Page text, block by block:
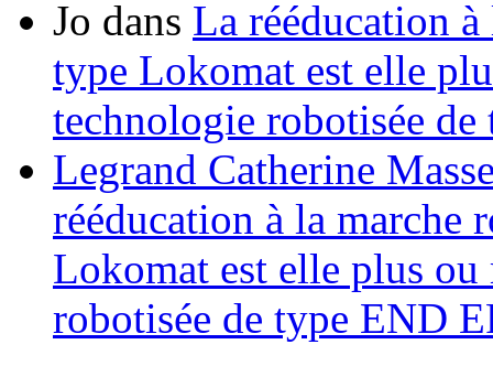
Jo dans La rééducation
type Lokomat est elle
technologie robotisée
Legrand Catherine
rééducation à la marche
Lokomat est elle plus
robotisée de type END